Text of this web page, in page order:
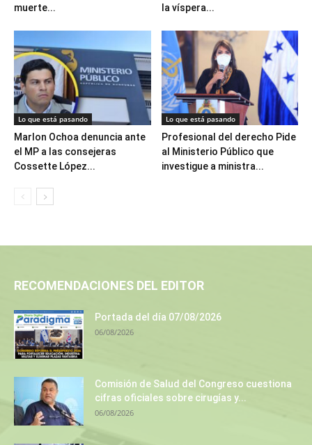
muerte...
la víspera...
Lo que está pasando
Marlon Ochoa denuncia ante
el MP a las consejeras
Cossette López...
Lo que está pasando
Profesional del derecho Pide
al Ministerio Público que
investigue a ministra...
RECOMENDACIONES DEL EDITOR
Portada del día 07/08/2026
06/08/2026
Comisión de Salud del Congreso cuestiona
cifras oficiales sobre cirugías y...
06/08/2026